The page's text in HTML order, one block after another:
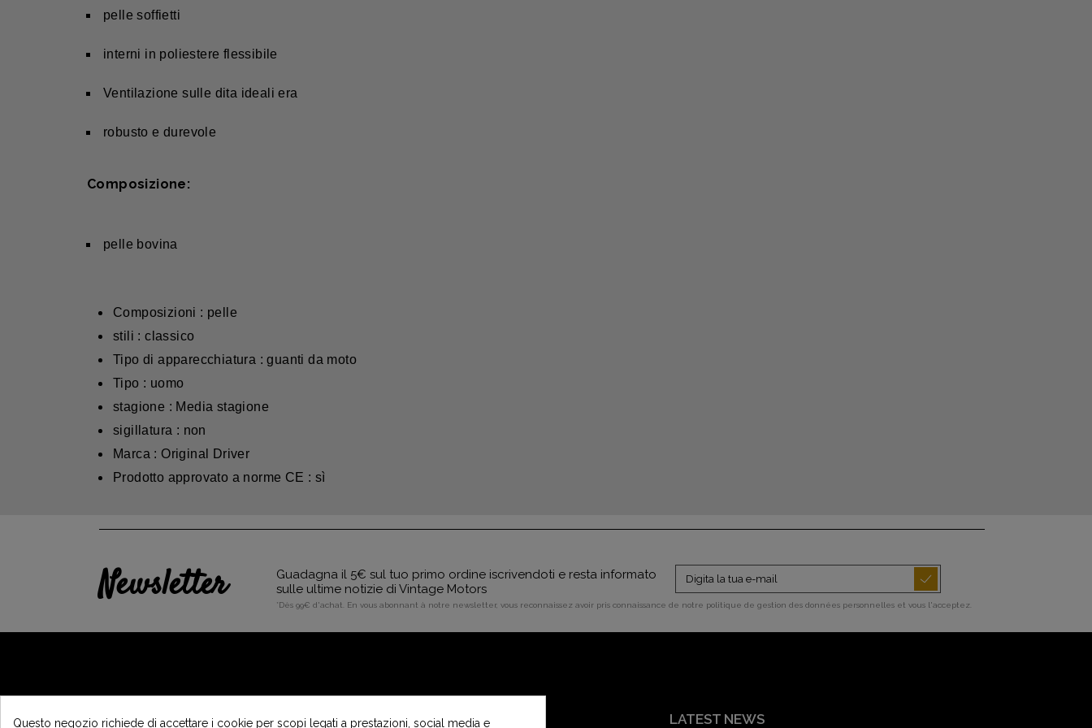
pelle soffietti
interni in poliestere flessibile
Ventilazione sulle dita ideali era
robusto e durevole
Composizione:
pelle bovina
Composizioni : pelle
stili : classico
Tipo di apparecchiatura : guanti da moto
Tipo : uomo
stagione : Media stagione
sigillatura : non
Marca : Original Driver
Prodotto approvato a norme CE : sì
Newsletter
Guadagna il 5€ sul tuo primo ordine iscrivendoti e resta informato
sulle ultime notizie di Vintage Motors
*Dès 99€ d'achat. En vous abonnant à notre newsletter, vous reconnaissez avoir pris connaissance de notre politique de gestion des données personnelles et vous l'acceptez.
A PROPOSITO DI VINTAGE SERVIZIO CLIENTI LATEST NEWS
Questo negozio richiede di accettare i cookie per scopi legati a prestazioni, social media e